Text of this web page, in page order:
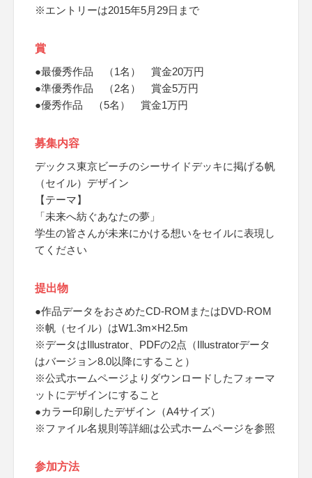
※エントリーは2015年5月29日まで
賞
●最優秀作品 （1名） 賞金20万円
●準優秀作品 （2名） 賞金5万円
●優秀作品 （5名） 賞金1万円
募集内容
デックス東京ビーチのシーサイドデッキに掲げる帆
（セイル）デザイン
【テーマ】
「未来へ紡ぐあなたの夢」
学生の皆さんが未来にかける想いをセイルに表現し
てください
提出物
●作品データをおさめたCD-ROMまたはDVD-ROM
※帆（セイル）はW1.3m×H2.5m
※データはIllustrator、PDFの2点（Illustratorデータ
はバージョン8.0以降にすること）
※公式ホームページよりダウンロードしたフォーマ
ットにデザインにすること
●カラー印刷したデザイン（A4サイズ）
※ファイル名規則等詳細は公式ホームページを参照
参加方法